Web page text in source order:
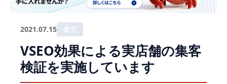
2021.07.15 全て
VSEO効果による実店舗の集客
検証を実施しています